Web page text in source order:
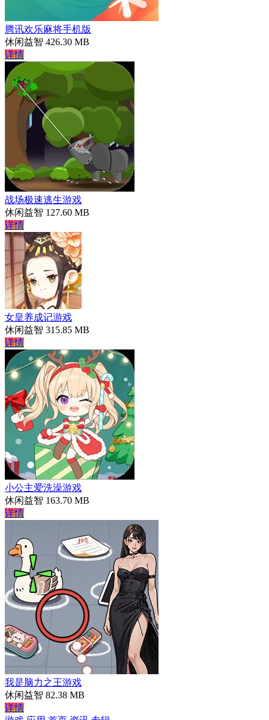
腾讯欢乐麻将手机版
休闲益智 426.30 MB
详情
战场极速逃生游戏
休闲益智 127.60 MB
详情
女皇养成记游戏
休闲益智 315.85 MB
详情
小公主爱洗澡游戏
休闲益智 163.70 MB
详情
我是脑力之王游戏
休闲益智 82.38 MB
详情